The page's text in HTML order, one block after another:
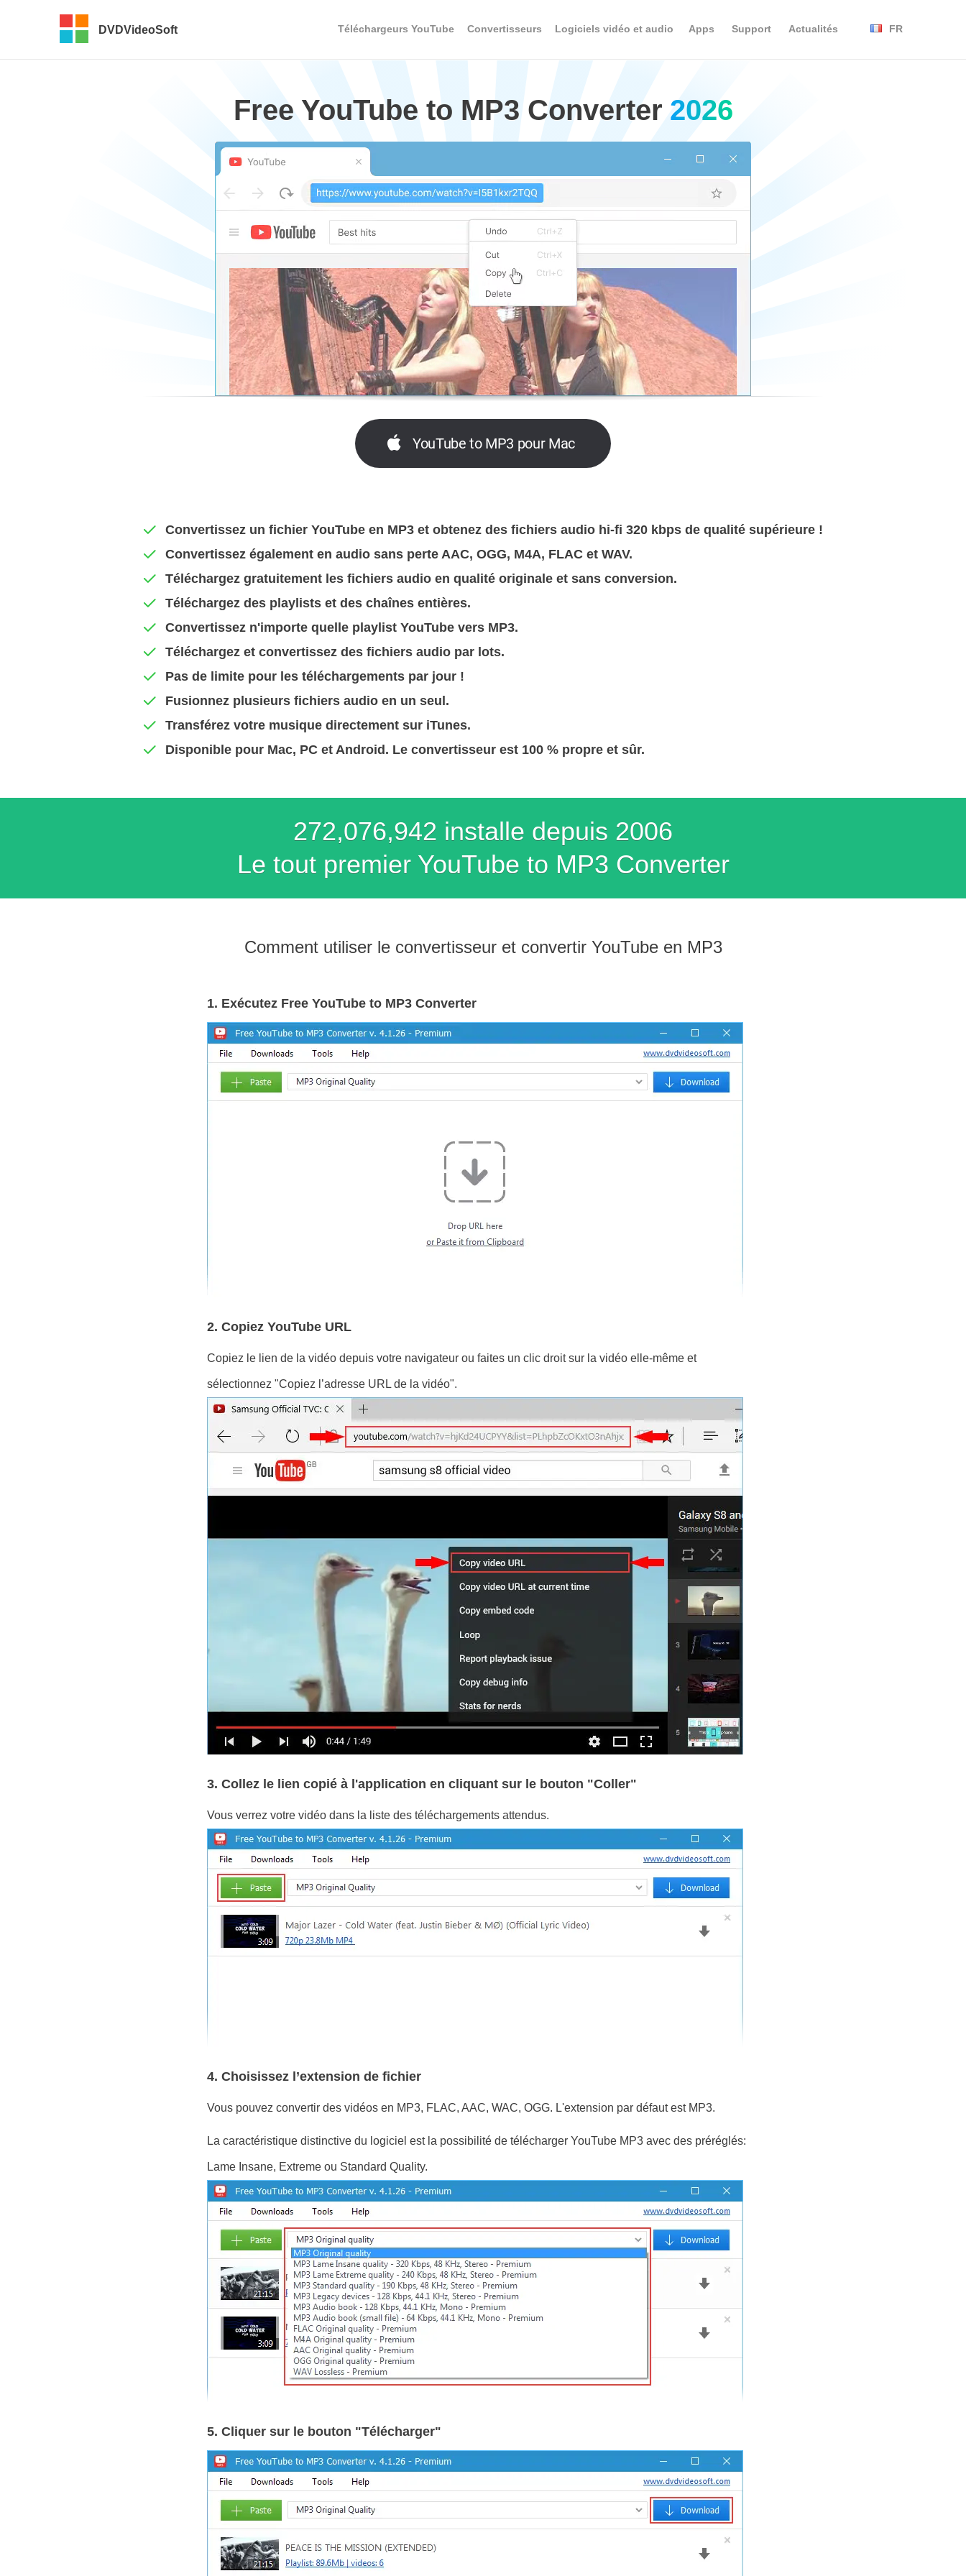
DVDVideoSoft Téléchargeurs YouTube Convertisseurs Logiciels vidéo et audio Apps Support Actualités FR
Free YouTube to MP3 Converter 2026
YouTube to MP3 pour Mac
Convertissez un fichier YouTube en MP3 et obtenez des fichiers audio hi-fi 320 kbps de qualité supérieure !
Convertissez également en audio sans perte AAC, OGG, M4A, FLAC et WAV.
Téléchargez gratuitement les fichiers audio en qualité originale et sans conversion.
Téléchargez des playlists et des chaînes entières.
Convertissez n'importe quelle playlist YouTube vers MP3.
Téléchargez et convertissez des fichiers audio par lots.
Pas de limite pour les téléchargements par jour !
Fusionnez plusieurs fichiers audio en un seul.
Transférez votre musique directement sur iTunes.
Disponible pour Mac, PC et Android. Le convertisseur est 100 % propre et sûr.
272,076,942 installe depuis 2006
Le tout premier YouTube to MP3 Converter
Comment utiliser le convertisseur et convertir YouTube en MP3
1. Exécutez Free YouTube to MP3 Converter
2. Copiez YouTube URL
Copiez le lien de la vidéo depuis votre navigateur ou faites un clic droit sur la vidéo elle-même et
sélectionnez "Copiez l’adresse URL de la vidéo".
3. Collez le lien copié à l'application en cliquant sur le bouton "Coller"
Vous verrez votre vidéo dans la liste des téléchargements attendus.
4. Choisissez l’extension de fichier
Vous pouvez convertir des vidéos en MP3, FLAC, AAC, WAC, OGG. L'extension par défaut est MP3.
La caractéristique distinctive du logiciel est la possibilité de télécharger YouTube MP3 avec des préréglés:
Lame Insane, Extreme ou Standard Quality.
5. Cliquer sur le bouton "Télécharger"